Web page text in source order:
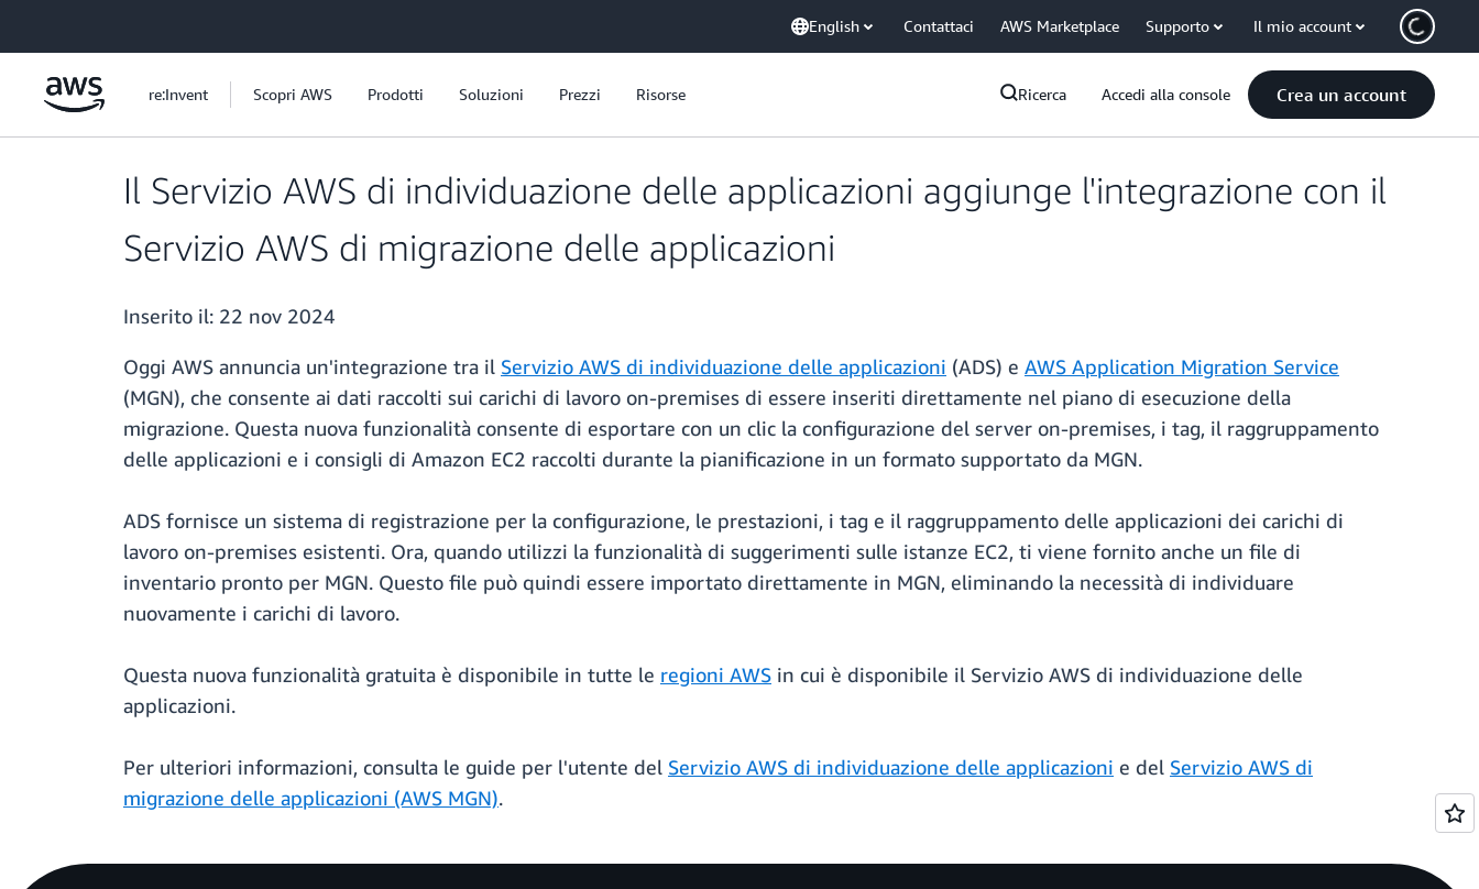
English Contattaci AWS Marketplace Supporto Il mio account
re:Invent Scopri AWS Prodotti Soluzioni Prezzi Risorse Ricerca Accedi alla console Crea un account
Il Servizio AWS di individuazione delle applicazioni aggiunge l'integrazione con il
Servizio AWS di migrazione delle applicazioni
Inserito il: 22 nov 2024
Oggi AWS annuncia un'integrazione tra il Servizio AWS di individuazione delle applicazioni (ADS) e AWS Application Migration Service
(MGN), che consente ai dati raccolti sui carichi di lavoro on-premises di essere inseriti direttamente nel piano di esecuzione della
migrazione. Questa nuova funzionalità consente di esportare con un clic la configurazione del server on-premises, i tag, il raggruppamento
delle applicazioni e i consigli di Amazon EC2 raccolti durante la pianificazione in un formato supportato da MGN.
ADS fornisce un sistema di registrazione per la configurazione, le prestazioni, i tag e il raggruppamento delle applicazioni dei carichi di
lavoro on-premises esistenti. Ora, quando utilizzi la funzionalità di suggerimenti sulle istanze EC2, ti viene fornito anche un file di
inventario pronto per MGN. Questo file può quindi essere importato direttamente in MGN, eliminando la necessità di individuare
nuovamente i carichi di lavoro.
Questa nuova funzionalità gratuita è disponibile in tutte le regioni AWS in cui è disponibile il Servizio AWS di individuazione delle
applicazioni.
Per ulteriori informazioni, consulta le guide per l'utente del Servizio AWS di individuazione delle applicazioni e del Servizio AWS di
migrazione delle applicazioni (AWS MGN).